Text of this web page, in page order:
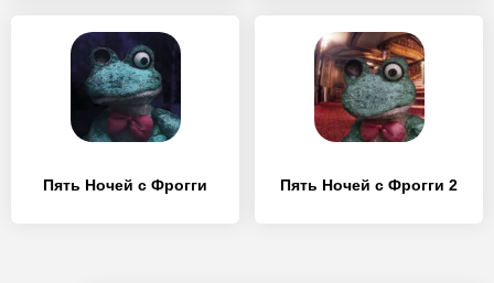
Пять Ночей с Фрогги Пять Ночей с Фрогги 2